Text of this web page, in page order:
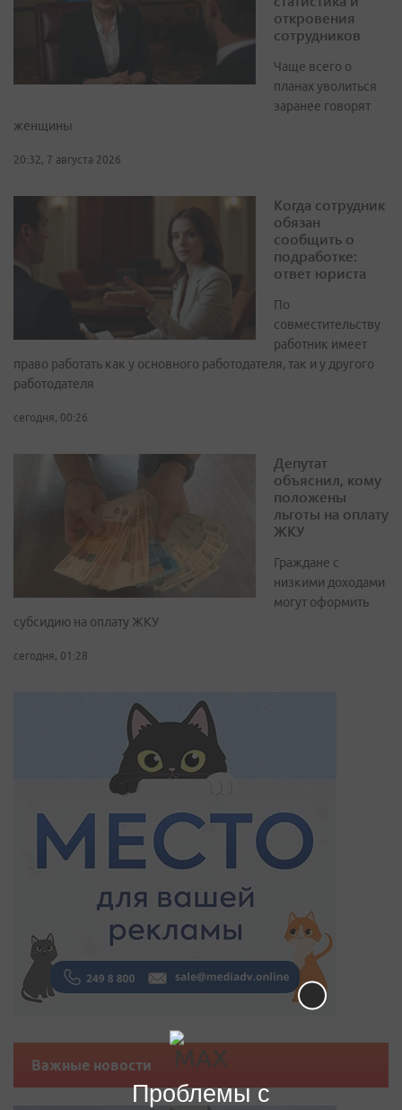
откровения
сотрудников
Чаще всего о
планах уволиться
заранее говорят
женщины
20:32, 7 августа 2026
Когда сотрудник
обязан
сообщить о
подработке:
ответ юриста
По
совместительству
работник имеет
право работать как у основного работодателя, так и у другого
работодателя
сегодня, 00:26
Депутат
объяснил, кому
положены
льготы на оплату
ЖКУ
Граждане с
низкими доходами
могут оформить
субсидию на оплату ЖКУ
сегодня, 01:28
Важные новости
Проблемы с